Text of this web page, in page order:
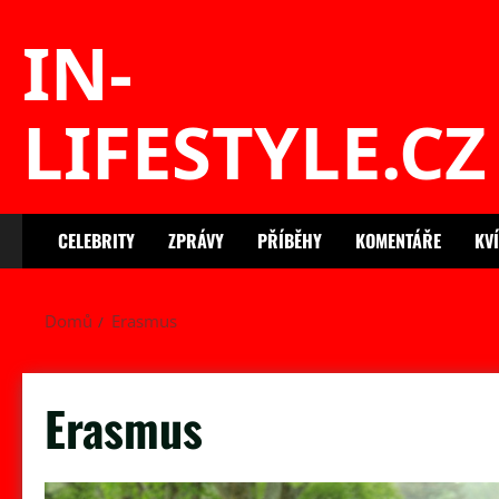
IN-
LIFESTYLE.CZ
CELEBRITY ZPRÁVY PŘÍBĚHY KOMENTÁŘE
Domů Erasmus
Erasmus